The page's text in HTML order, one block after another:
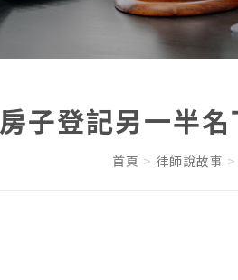
房子登記另一半
首頁 律師說故事